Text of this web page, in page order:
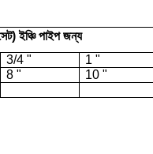
ইঞ্চি পাইপ জন্য
3/4 " 1 "
8 " 10 "